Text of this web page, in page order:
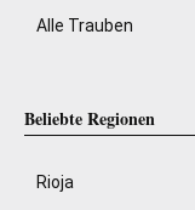
Alle Trauben
Beliebte Regionen
Rioja